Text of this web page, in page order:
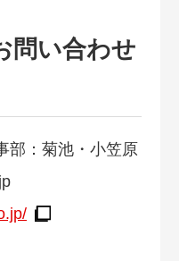
問い合わせ
：菊池・小笠原